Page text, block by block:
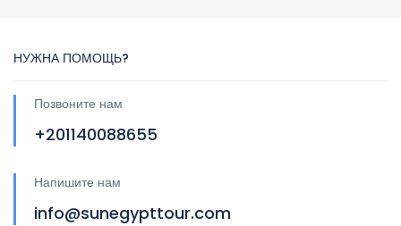
НУЖНА ПОМОЩЬ?
Позвоните нам
+201140088655
Напишите нам
info@sunegypttour.com